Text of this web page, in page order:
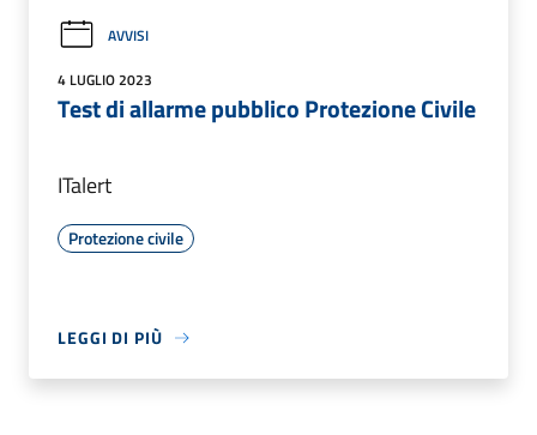
AVVISI
4 LUGLIO 2023
Test di allarme pubblico Protezione Civile
ITalert
Protezione civile
LEGGI DI PIÙ